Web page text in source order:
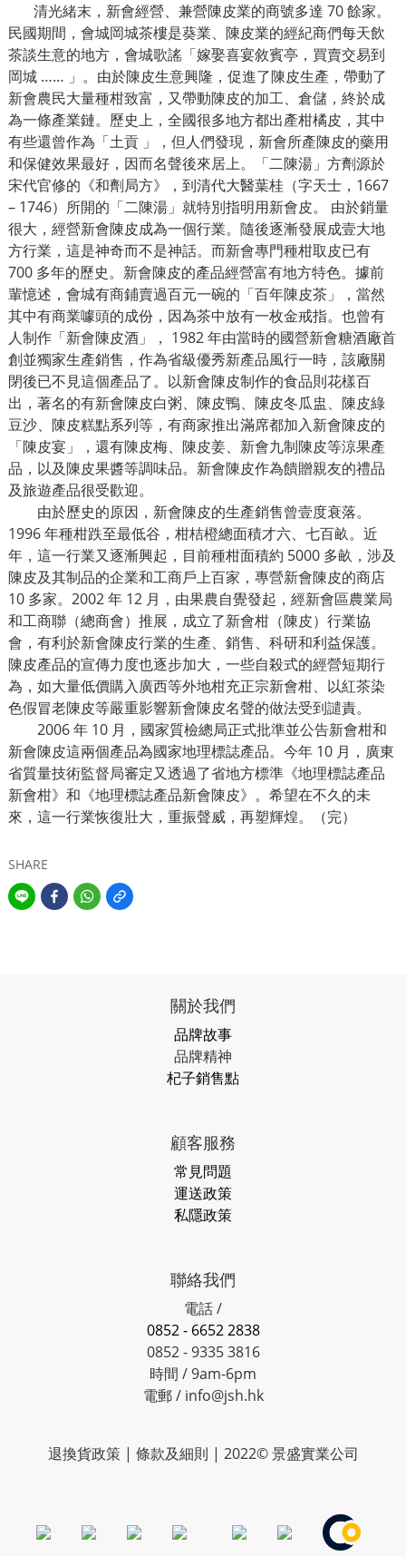
清光緒末，新會經營、兼營陳皮業的商號多達 70 餘家。
民國期間，會城岡城茶樓是葵業、陳皮業的經紀商們每天飲
茶談生意的地方，會城歌謠「嫁娶喜宴敘賓亭，買賣交易到
岡城 …… 」。由於陳皮生意興隆，促進了陳皮生產，帶動了
新會農民大量種柑致富，又帶動陳皮的加工、倉儲，終於成
為一條產業鏈。歷史上，全國很多地方都出產柑橘皮，其中
有些還曾作為「土貢 」，但人們發現，新會所產陳皮的藥用
和保健效果最好，因而名聲後來居上。
「二陳湯」方劑源於
宋代官修的《和劑局方》，到清代大醫葉桂（字天士，1667
– 1746）所開的「二陳湯」就特別指明用新會皮。 由於銷量
很大，經營新會陳皮成為一個行業。隨後逐漸發展成壹大地
方行業，這是神奇而不是神話。而新會專門種柑取皮已有
700 多年的歷史。新會陳皮的產品經營富有地方特色。據前
輩憶述，會城有商鋪賣過百元一碗的「百年陳皮茶」，當然
其中有商業噱頭的成份，因為茶中放有一枚金戒指。也曾有
人制作「新會陳皮酒」， 1982 年由當時的國營新會糖酒廠首
創並獨家生產銷售，作為省級優秀新產品風行一時，該廠關
閉後已不見這個產品了。以新會陳皮制作的食品則花樣百
出，著名的有新會陳皮白粥、陳皮鴨、陳皮冬瓜盅、陳皮綠
豆沙、陳皮糕點系列等，有商家推出滿席都加入新會陳皮的
「陳皮宴」，還有陳皮梅、陳皮姜、新會九制陳皮等涼果產
品，以及陳皮果醬等調味品。新會陳皮作為饋贈親友的禮品
及旅遊產品很受歡迎。
由於歷史的原因，新會陳皮的生產銷售曾壹度衰落。
1996 年種柑跌至最低谷，柑桔橙總面積才六、七百畝。近
年，這一行業又逐漸興起，目前種柑面積約 5000 多畝，涉及
陳皮及其制品的企業和工商戶上百家，專營新會陳皮的商店
10 多家。2002 年 12 月，由果農自覺發起，經新會區農業局
和工商聯（總商會）推展，成立了新會柑（陳皮）行業協
會，有利於新會陳皮行業的生產、銷售、科研和利益保護。
陳皮產品的宣傳力度也逐步加大，一些自殺式的經營短期行
為，如大量低價購入廣西等外地柑充正宗新會柑、以紅茶染
色假冒老陳皮等嚴重影響新會陳皮名聲的做法受到譴責。
2006 年 10 月，國家質檢總局正式批準並公告新會柑和
新會陳皮這兩個產品為國家地理標誌產品。今年 10 月，廣東
省質量技術監督局審定又透過了省地方標準《地理標誌產品
新會柑》和《地理標誌產品新會陳皮》。希望在不久的未
來，這一行業恢復壯大，重振聲威，再塑輝煌。（完）
SHARE
關於我們
品牌故事
品牌精神
杞子銷售點
顧客服務
常見問題
運送政策
私隱政策
聯絡我們
電話 /
0852 - 6652 2838
0852 - 9335 3816
時間 / 9am-6pm
電郵 / info@jsh.hk
退換貨政策 | 條款及細則 | 2022© 景盛實業公司